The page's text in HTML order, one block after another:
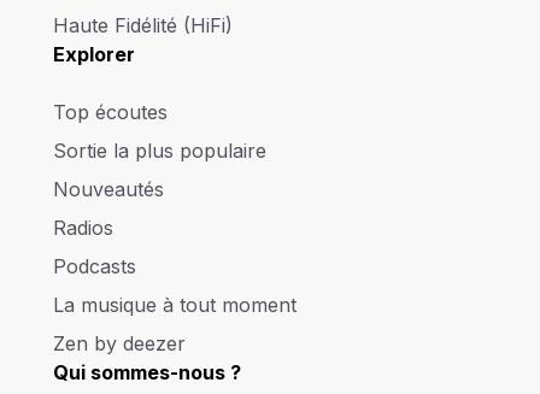
Haute Fidélité (HiFi)
Explorer
Top écoutes
Sortie la plus populaire
Nouveautés
Radios
Podcasts
La musique à tout moment
Zen by deezer
Qui sommes-nous ?